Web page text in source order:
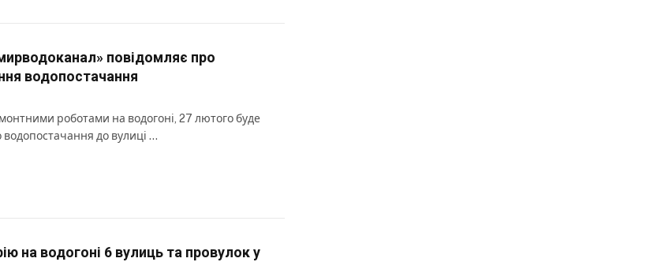
повідомляє про
водопостачання
роботами на водогоні, 27 лютого буде
до вулиці …
на водогоні 6 вулиць та провулок у